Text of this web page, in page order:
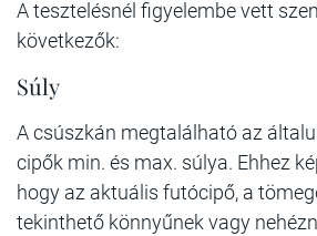
A tesztelésnél figyelembe vett
következők:
Súly
A csúszkán megtalálható az
cipők min. és max. súlya. Ehhez
hogy az aktuális futócipő, a
tekinthető könnyűnek vagy